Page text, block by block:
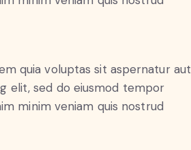
quia voluptas sit aspernatur aut
elit, sed do eiusmod tempor
minim veniam quis nostrud